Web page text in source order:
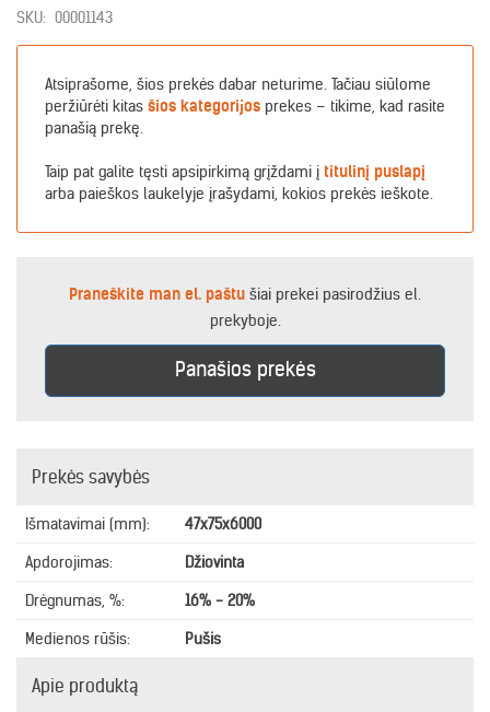
SKU: 00001143
Atsiprašome, šios prekės dabar neturime. Tačiau siūlome
peržiūrėti kitas šios kategorijos prekes – tikime, kad rasite
panašią prekę.
Taip pat galite tęsti apsipirkimą grįždami į titulinį puslapį
arba paieškos laukelyje įrašydami, kokios prekės ieškote.
Praneškite man el. paštu šiai prekei pasirodžius el.
prekyboje.
Panašios prekės
Prekės savybės
Išmatavimai (mm):
47x75x6000
Apdorojimas:
Džiovinta
Drėgnumas, %:
16% - 20%
Medienos rūšis:
Pušis
Apie produktą